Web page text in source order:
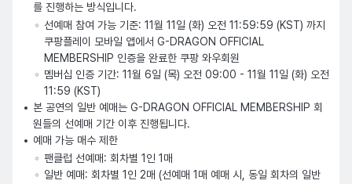
를 진행하는 방식입니다.
선예매 참여 가능 기준: 11월 11일 (화) 오전 11:59:59 (KST) 까지
쿠팡플레이 모바일 앱에서 G-DRAGON OFFICIAL
MEMBERSHIP 인증을 완료한 쿠팡 와우회원
멤버십 인증 기간: 11월 6일 (목) 오전 09:00 - 11월 11일 (화) 오전
11:59 (KST)
본 공연의 일반 예매는 G-DRAGON OFFICIAL MEMBERSHIP 회
원들의 선예매 기간 이후 진행됩니다.
예매 가능 매수 제한
팬클럽 선예매: 회차별 1인 1매
일반 예매: 회차별 1인 2매 (선예매 1매 예매 시, 동일 회차의 일반